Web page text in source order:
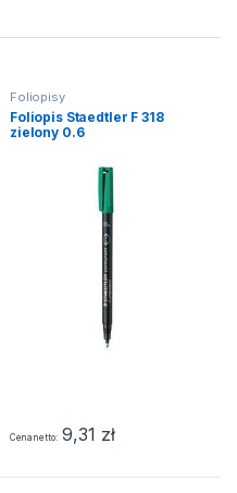
Foliopisy
Foliopis Staedtler F 318
zielony 0.6
Cena netto 9,31 zł